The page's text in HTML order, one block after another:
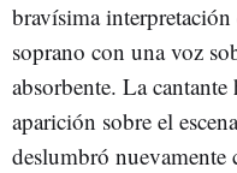
bravísima interpretación
soprano con una voz
absorbente. La
aparición sobre el
deslumbró nuevamente